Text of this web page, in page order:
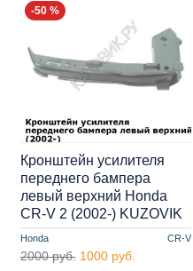
-50 %
Honda CR-V
Кронштейн усилителя
переднего бампера
левый верхний Honda
CR-V 2 (2002-) KUZOVIK
2000 руб. 1000 руб.